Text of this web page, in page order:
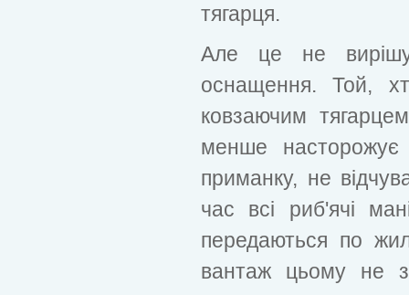
тягарця.
Але це не
оснащення. Той,
ковзаючим
менше
приманку, не
час всі риб'ячі
передаються по
вантаж цьому не